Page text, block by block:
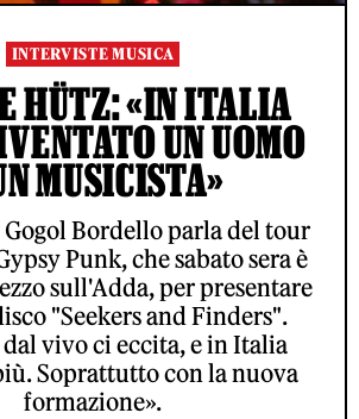
INTERVISTE MUSICA
HÜTZ: «IN ITALIA
UN UOMO
MUSICISTA»
Bordello parla del tour
Punk, che sabato sera è
sull'Adda, per presentare
"Seekers and Finders".
dal vivo ci eccita, e in Italia
Soprattutto con la nuova
formazione».